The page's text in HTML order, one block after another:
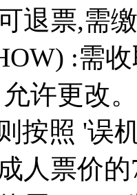
退票,需
:需
许更改
按照 '误
人票价的